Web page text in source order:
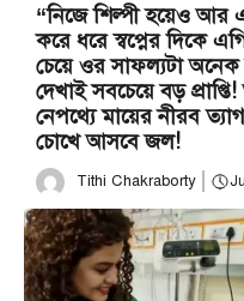
“নিজে শিল্পী হয়েও আর
করে ধরে স্বপ্নের দিকে
চেয়ে ওর সাফল্যটা অনেক
দেখাই সবচেয়ে বড়
নেপথ্যে মায়ের নীরব
চোখে আসবে জল!
Tithi Chakraborty